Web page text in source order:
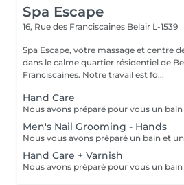
Spa Escape
16, Rue des Franciscaines Belair L-1539
Spa Escape, votre massage et centre
dans le calme quartier résidentiel de
Franciscaines. Notre travail est fo...
Hand Care
Men's Nail Grooming - Hands
Hand Care + Varnish